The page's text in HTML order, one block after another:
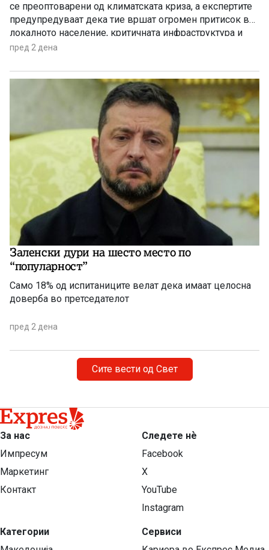
се преоптоварени од климатската криза, а експертите
предупредуваат дека тие вршат огромен притисок врз
локалното население, критичната инфраструктура и
дивиот свет низ целиот регион.
пред 2 дена
Заленски дури на шесто место по
“популарност”
Само 18% од испитаниците велат дека имаат целосна
доверба во претседателот
пред 2 дена
Сите вести од Свет
За нас
Импресум
Маркетинг
Контакт
Категории
Следете нѐ
Facebook
X
YouTube
Instagram
Сервиси